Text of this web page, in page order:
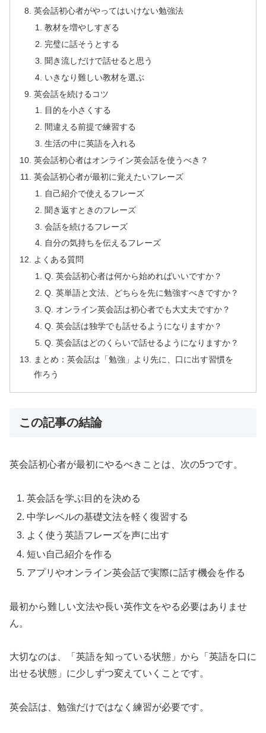
英会話初心者がやってはいけない勉強法
教材を増やしすぎる
完璧に話そうとする
聞き流しだけで話せると思う
いきなり難しい教材を選ぶ
英会話を続けるコツ
目的を小さくする
間違える前提で練習する
生活の中に英語を入れる
英会話初心者はオンライン英会話を使うべき？
英会話初心者が最初に覚えたいフレーズ
自己紹介で使えるフレーズ
聞き返すときのフレーズ
会話を続けるフレーズ
自分の気持ちを伝えるフレーズ
よくある質問
Q. 英会話初心者は何から始めればいいですか？
Q. 英単語と文法、どちらを先に勉強すべきですか？
Q. オンライン英会話は初心者でも大丈夫ですか？
Q. 英会話は独学でも話せるようになりますか？
Q. 英会話はどのくらいで話せるようになりますか？
まとめ：英会話は「勉強」より先に、口に出す習慣を
作ろう
この記事の結論
英会話初心者が最初にやるべきことは、次の5つです。
英会話を学ぶ目的を決める
中学レベルの基礎文法を軽く復習する
よく使う英語フレーズを声に出す
短い自己紹介を作る
アプリやオンライン英会話で実際に話す機会を作る
最初から難しい文法や長い英作文をやる必要はありませ
ん。
大切なのは、「英語を知っている状態」から「英語を口に
出せる状態」に少しずつ変えていくことです。
英会話は、勉強だけではなく練習が必要です。